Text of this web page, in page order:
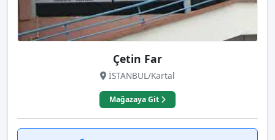
Çetin Far
İSTANBUL/Kartal
Mağazaya Git